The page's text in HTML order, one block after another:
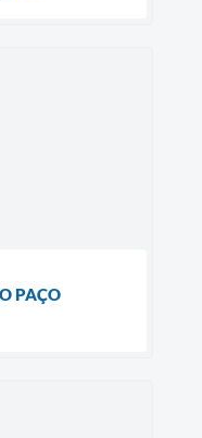
PAÇO